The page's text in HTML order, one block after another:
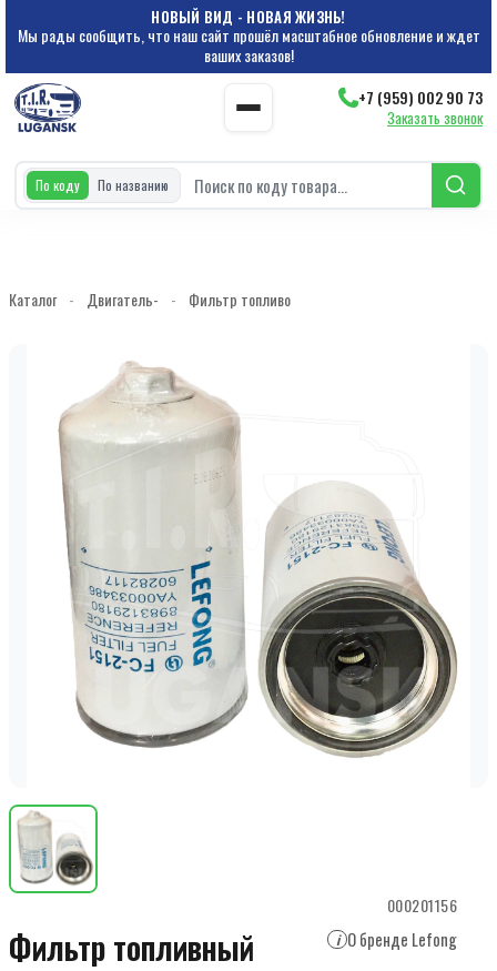
НОВЫЙ ВИД - НОВАЯ ЖИЗНЬ!
Мы рады сообщить, что наш сайт прошёл масштабное обновление и ждет
ваших заказов!
+7 (959) 002 90 73
Заказать звонок
По коду По названию
Каталог - Двигатель- - Фильтр топливо
000201156
Фильтр топливный i О бренде Lefong